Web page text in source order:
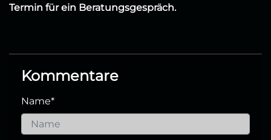
Termin für ein Beratungsgespräch.
Kommentare
Name*